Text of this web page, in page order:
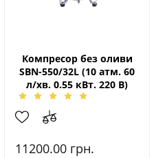
Компресор без оливи
SBN-550/32L (10 атм. 60
л/хв. 0.55 кВт. 220 В)
11200.00 грн.